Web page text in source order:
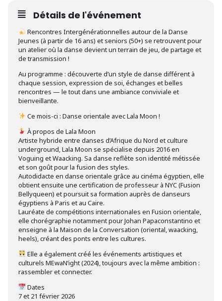
Détails de l'événement
Rencontres Intergénérationnelles autour de la Danse
Jeunes (à partir de 16 ans) et seniors (50+) se retrouvent pour
un atelier où la danse devient un terrain de jeu, de partage et
de transmission !
Au programme : découverte d’un style de danse différent à
chaque session, expression de soi, échanges et belles
rencontres — le tout dans une ambiance conviviale et
bienveillante.
Ce mois-ci : Danse orientale avec Lala Moon !
À propos de Lala Moon
Artiste hybride entre danses d’Afrique du Nord et culture
underground, Lala Moon se spécialise depuis 2016 en
Voguing et Waacking. Sa danse reflète son identité métissée
et son goût pour la fusion des styles.
Autodidacte en danse orientale grâce au cinéma égyptien, elle
obtient ensuite une certification de professeur à NYC (Fusion
Bellyqueen) et poursuit sa formation auprès de danseurs
égyptiens à Paris et au Caire.
Lauréate de compétitions internationales en Fusion orientale,
elle chorégraphie notamment pour Johan Papaconstantino et
enseigne à la Maison de la Conversation (oriental, waacking,
heels), créant des ponts entre les cultures.
Elle a également créé les événements artistiques et
culturels MEwaN’ight (2024), toujours avec la même ambition :
rassembler et connecter.
Dates
7 et 21 février 2026